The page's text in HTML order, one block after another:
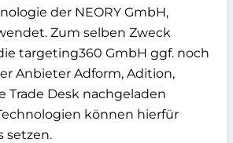
der NEORY GmbH,
Zum selben Zweck
targeting360 GmbH ggf. noch
Anbieter Adform, Adition,
Trade Desk nachgeladen
können hierfür
setzen.